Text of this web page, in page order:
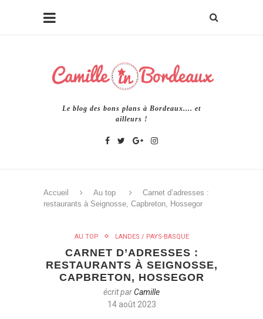
Le blog des bons plans à Bordeaux.... et
ailleurs !
Accueil Au top
Carnet d’adresses :
restaurants à Seignosse, Capbreton, Hossegor
AU TOP LANDES / PAYS-BASQUE
CARNET D’ADRESSES :
RESTAURANTS À SEIGNOSSE,
CAPBRETON, HOSSEGOR
écrit parCamille
14 août 2023